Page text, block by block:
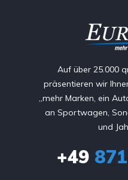
Auf über 25.000
präsentieren wir
„mehr Marken, ein
an Sportwagen,
und
+49